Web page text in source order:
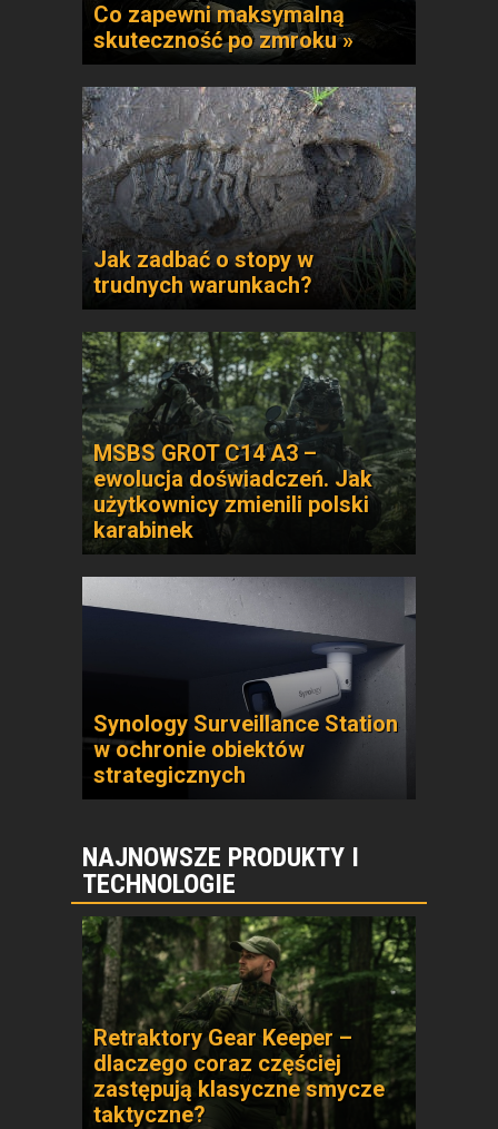
Co zapewni maksymalną
skuteczność po zmroku »
Jak zadbać o stopy w
trudnych warunkach?
MSBS GROT C14 A3 –
ewolucja doświadczeń. Jak
użytkownicy zmienili polski
karabinek
Synology Surveillance Station
w ochronie obiektów
strategicznych
NAJNOWSZE PRODUKTY I
TECHNOLOGIE
Retraktory Gear Keeper –
dlaczego coraz częściej
zastępują klasyczne smycze
taktyczne?